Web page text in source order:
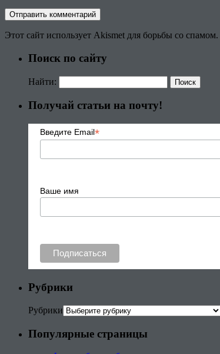
Этот сайт использует Akismet для борьбы со спамом.
Поиск по сайту
Найти:
Получай статьи на почту!
Введите Email*
Ваше имя
Рубрики
Рубрики
Популярные страницы